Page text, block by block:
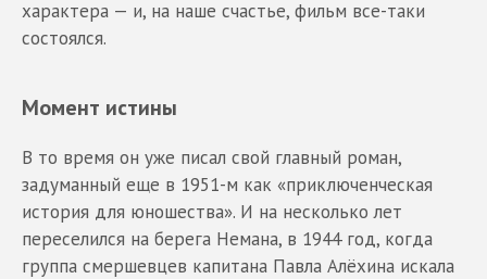
характера — и, на наше счастье, фильм все-таки
состоялся.
Момент истины
В то время он уже писал свой главный роман,
задуманный еще в 1951-м как «приключенческая
история для юношества». И на несколько лет
переселился на берега Немана, в 1944 год, когда
группа смершевцев капитана Павла Алёхина искала